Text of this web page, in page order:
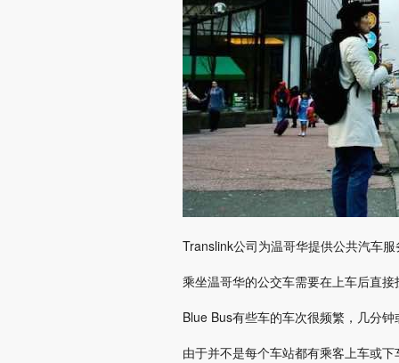
Translink公司为温哥华提供公共汽车
乘坐温哥华的公交车需要在上车后直
Blue Bus有些车的车次很频繁，几分
由于并不是每个车站都有乘客上车或